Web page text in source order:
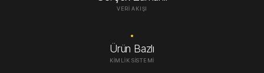
VERI AKIŞI
Ürün Bazlı
KIMLIK SISTEMI